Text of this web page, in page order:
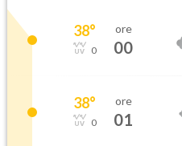
38°
0
ore
00
38°
0
ore
01